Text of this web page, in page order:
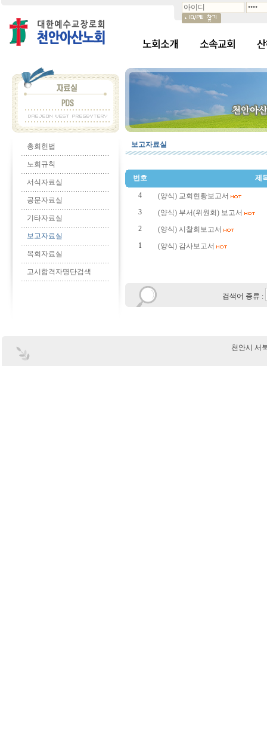
노회소개 소속교회
총회헌법
노회규칙
서식자료실
공문자료실
기타자료실
보고자료실
목회자료실
고시합격자명단검색
보고자료실
번호 제
4
(양식) 교회현황보고서
3
(양식) 부서(위원회) 보고서
2
(양식) 시찰회보고서
1
(양식) 감사보고서
검색어 종류 :
천안시 서